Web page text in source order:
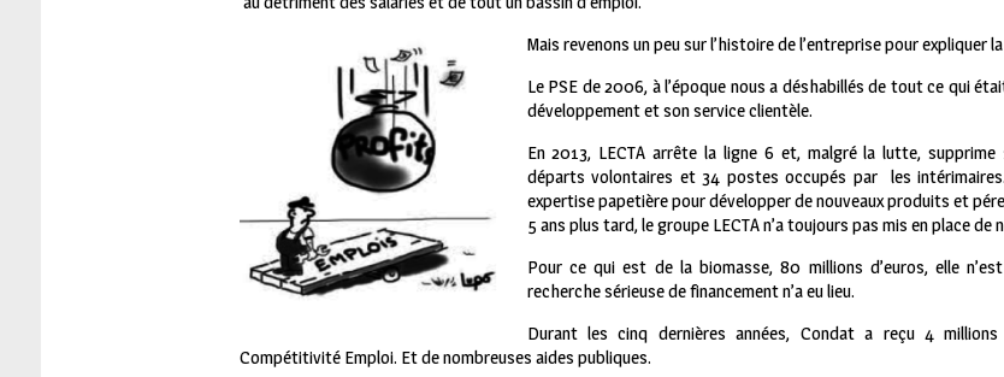
Mais revenons un peu sur l’histoire de l’entreprise pour expliquer
Le PSE de 2006, à l’époque nous a déshabillés de tout ce qui
développement et son service clientèle.
En 2013, LECTA arrête la ligne 6 et, malgré la lutte, supprime
départs volontaires et 34 postes occupés par les intérimaires.
expertise papetière pour développer de nouveaux produits et
5 ans plus tard, le groupe LECTA n’a toujours pas mis en place
Pour ce qui est de la biomasse, 80 millions d’euros, elle
recherche sérieuse de financement n’a eu lieu.
Durant les cinq dernières années, Condat a reçu 4
Compétitivité Emploi. Et de nombreuses aides publiques.